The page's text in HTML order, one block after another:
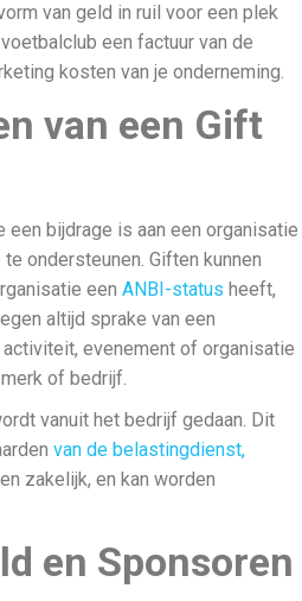
van geld in ruil voor een plek
een factuur van de
kosten van je onderneming.
van een Gift
bijdrage is aan een organisatie
ondersteunen. Giften kunnen
een ANBI-status heeft,
altijd sprake van een
evenement of organisatie
of bedrijf.
vanuit het bedrijf gedaan. Dit
van de belastingdienst,
zakelijk, en kan worden
en Sponsoren